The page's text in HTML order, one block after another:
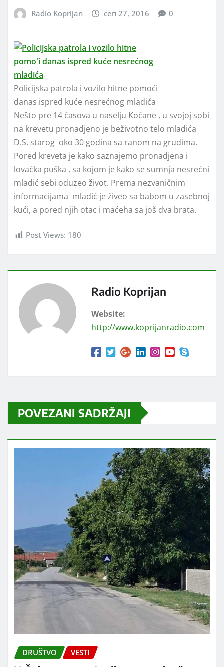
Radio Koprijan сеп 27, 2016 0
Policijska patrola i vozilo hitne pomoći
danas ispred kuće nesrećnog mladića
Nešto pre 14 časova u naselju Kočane , u svojoj sobi
na krevetu pronadjeno je beživotno telo mladića
D.S. starog oko 30 godina sa ranom na grudima.
Pored kreveta je kako saznajemo pronadjena i
lovačka puška , sa kojom je kako se sumnja nesrećni
mladić sebi oduzeo život. Prema nezvaničnim
informacijama mladić je živeo sa babom u zasebnoj
kući, a pored njih otac i maćeha sa još dva brata.
Post Views: 180
Radio Koprijan
Website:
http://www.koprijanradio.com
POVEZANI SADRŽAJI
DRUŠTVO VESTI